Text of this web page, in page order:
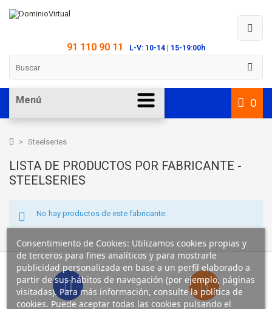
91 110 90 11 L-V: 10-14 | 15-19:00h
0
Menú
> Steelseries
LISTA DE PRODUCTOS POR FABRICANTE -
STEELSERIES
No hay productos de este fabricante.
Consentimiento de Cookies: Utilizamos cookies propias y
de terceros para fines analíticos y para mostrarle
publicidad personalizada en base a un perfil elaborado a
partir de sus hábitos de navegación (por ejemplo, páginas
visitadas). Para más información, consulte la política de
cookies. Puede aceptar todas las cookies pulsando el